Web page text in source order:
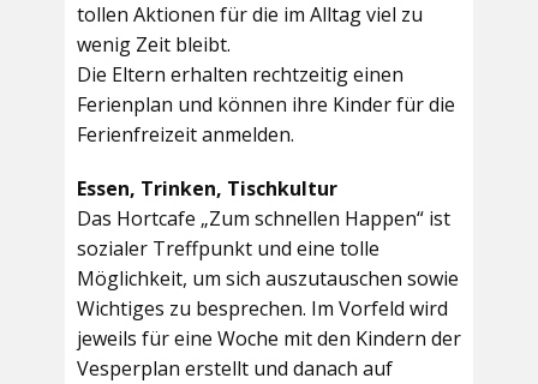
tollen Aktionen für die im Alltag viel zu
wenig Zeit bleibt.
Die Eltern erhalten rechtzeitig einen
Ferienplan und können ihre Kinder für die
Ferienfreizeit anmelden.
Essen, Trinken, Tischkultur
Das Hortcafe „Zum schnellen Happen“ ist
sozialer Treffpunkt und eine tolle
Möglichkeit, um sich auszutauschen sowie
Wichtiges zu besprechen. Im Vorfeld wird
jeweils für eine Woche mit den Kindern der
Vesperplan erstellt und danach auf